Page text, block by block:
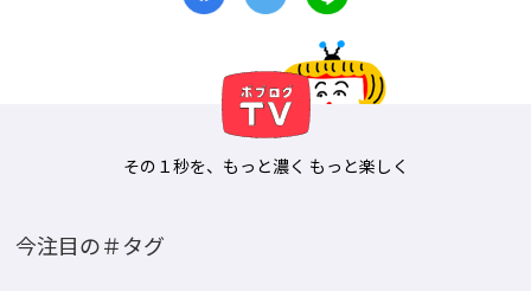
その１秒を、もっと濃く もっと楽しく
今注目の＃タグ